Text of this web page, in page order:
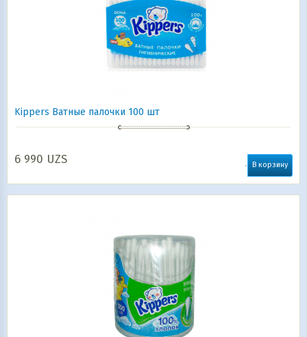
Kippers Ватные палочки 100 шт
6 990 UZS В корзину